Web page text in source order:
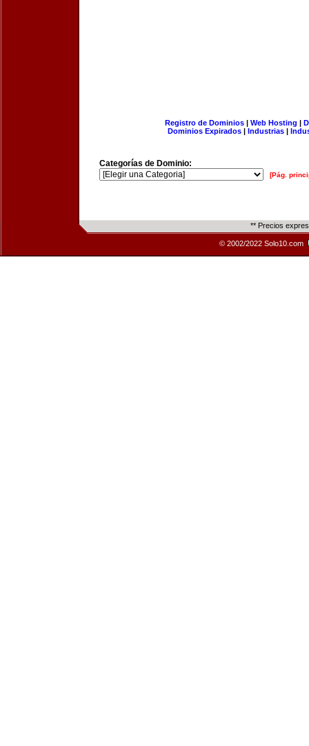
Registro de Dominios| Web Hosting |
Dominios Expirados | Industrias |
Categorías de Dominio:
[Pág.
** Precios
© 2002/2022 Solo10.com